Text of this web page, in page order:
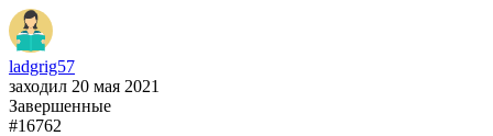
ladgrig57
заходил 20 мая 2021
Завершенные
#16762